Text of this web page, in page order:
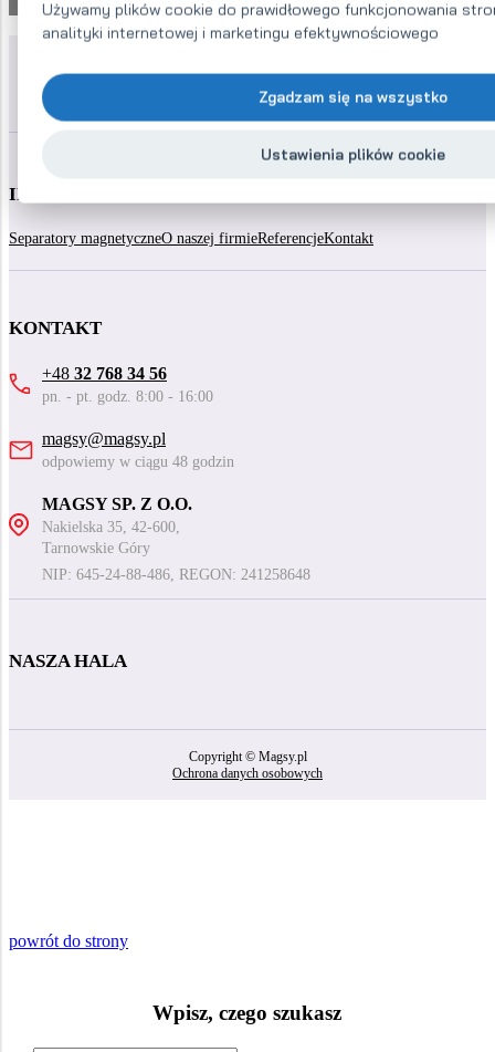
INFORMACJE
Separatory magnetyczneO naszej firmieReferencjeKontakt
KONTAKT
+48 32 768 34 56
pn. - pt. godz. 8:00 - 16:00
magsy@magsy.pl
odpowiemy w ciągu 48 godzin
MAGSY SP. Z O.O.
Nakielska 35, 42-600,
Tarnowskie Góry
NIP: 645-24-88-486, REGON: 241258648
NASZA HALA
Copyright © Magsy.pl
Ochrona danych osobowych
powrót do strony
Wpisz, czego szukasz
Używamy plików cookie do prawidłowego funkcjonowania
analityki internetowej i marketingu efektywnościowego
Zgadzam się na wszystko
Ustawienia plików cookie